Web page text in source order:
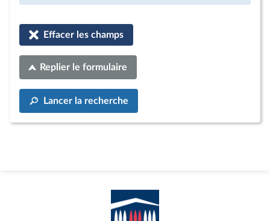
Effacer les champs
Replier le formulaire
Lancer la recherche